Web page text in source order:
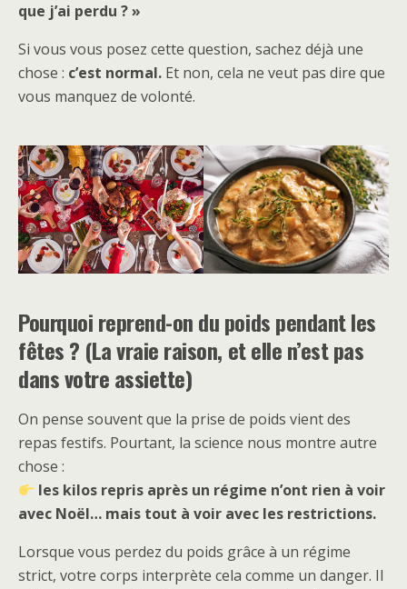
que j’ai perdu ? »
Si vous vous posez cette question, sachez déjà une
chose : c’est normal. Et non, cela ne veut pas dire que
vous manquez de volonté.
Pourquoi reprend-on du poids pendant les
fêtes ? (La vraie raison, et elle n’est pas
dans votre assiette)
On pense souvent que la prise de poids vient des
repas festifs. Pourtant, la science nous montre autre
chose :
les kilos repris après un régime n’ont rien à voir
avec Noël… mais tout à voir avec les restrictions.
Lorsque vous perdez du poids grâce à un régime
strict, votre corps interprète cela comme un danger. Il